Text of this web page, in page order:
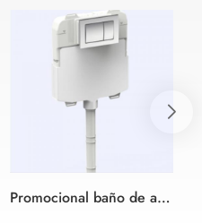
Promocional baño de agua tanque de montaje de plástico inodoro Cisterna oculta